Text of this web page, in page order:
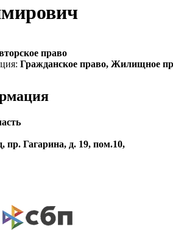
право
Гражданское право, Жилищное
пр. Гагарина, д. 19, пом.10,